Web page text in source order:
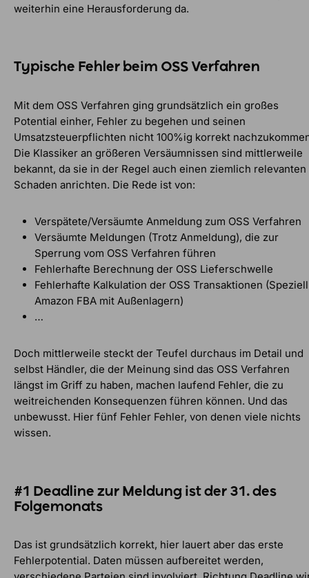
weiterhin eine Herausforderung da.
Typische Fehler beim OSS Verfahren
Mit dem OSS Verfahren ging grundsätzlich ein großes
Potential einher, Fehler zu begehen und seinen
Umsatzsteuerpflichten nicht 100%ig korrekt
Die Klassiker an größeren Versäumnissen sind mittlerweile
bekannt, da sie in der Regel auch einen ziemlich relevanten
Schaden anrichten. Die Rede ist von:
Verspätete/Versäumte Anmeldung zum OSS Verfahren
Versäumte Meldungen (Trotz Anmeldung), die zur
Sperrung vom OSS Verfahren führen
Fehlerhafte Berechnung der OSS Lieferschwelle
Fehlerhafte Kalkulation der OSS Transaktionen (Speziell
Amazon FBA mit Außenlagern)
…
Doch mittlerweile steckt der Teufel durchaus im Detail und
selbst Händler, die der Meinung sind das OSS Verfahren
längst im Griff zu haben, machen laufend Fehler, die zu
weitreichenden Konsequenzen führen können. Und das
unbewusst. Hier fünf Fehler Fehler, von denen viele nichts
wissen.
#1 Deadline zur Meldung ist der 31. des
Folgemonats
Das ist grundsätzlich korrekt, hier lauert aber das erste
Fehlerpotential. Daten müssen aufbereitet werden,